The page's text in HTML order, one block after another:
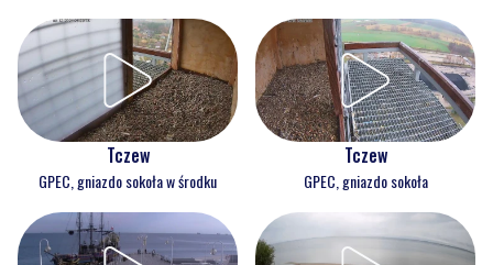
Tczew
GPEC, gniazdo sokoła w środku
Tczew
GPEC, gniazdo sokoła